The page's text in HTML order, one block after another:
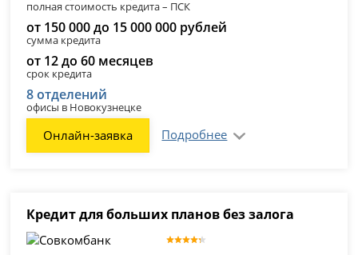
полная стоимость кредита – ПСК
от 150 000 до 15 000 000 рублей
сумма кредита
от 12 до 60 месяцев
срок кредита
8 отделений
офисы в Новокузнецке
Онлайн-заявка Подробнее
Кредит для больших планов без залога